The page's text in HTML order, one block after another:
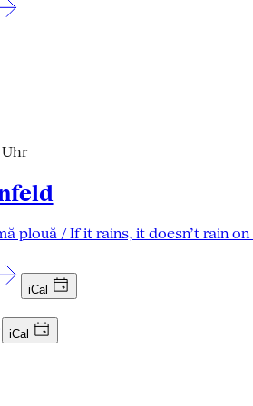
Uhr
plouă / If it rains, it doesn’t rain on
iCal
iCal